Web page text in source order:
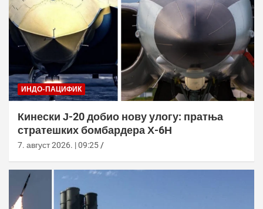
ИНДО-ПАЦИФИК
Кинески Ј-20 добио нову улогу: пратња
стратешких бомбардера Х-6Н
7. август 2026. | 09:25